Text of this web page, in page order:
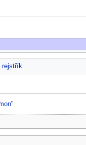
rejstřík
"